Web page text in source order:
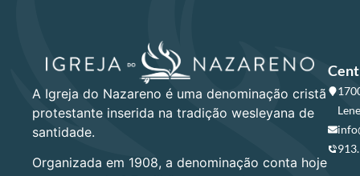
A Igreja do Nazareno é uma denominação cristã
protestante inserida na tradição wesleyana de
santidade.
Organizada em 1908, a denominação conta hoje